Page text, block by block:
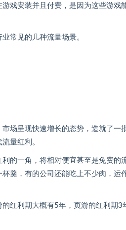
戏安装并且付费，是因为这些游戏
常见的几种流量场景。
场呈现快速增长的态势，造就了一
量红利。
的一角，将相对便宜甚至是免费的
羹，有的公司还能吃上不少肉，运
红利期大概有5年，页游的红利期3